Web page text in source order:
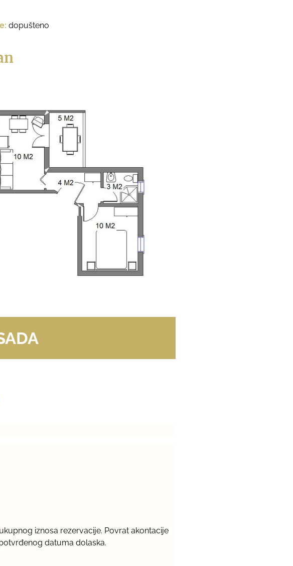
dopušteno
iznosa rezervacije. Povrat akontacije
datuma dolaska.